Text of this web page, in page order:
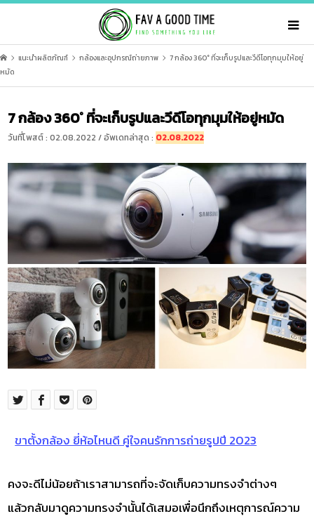
แนะนำผลิตภัณฑ์ กล้องและอุปกรณ์ถ่ายภาพ
7 กล้อง 360° ที่จะเก็บรูปและวีดีโอทุกมุมให้อยู่
หมัด
7 กล้อง 360° ที่จะเก็บรูปและวีดีโอทุกมุมให้อยู่หมัด
วันที่โพสต์ : 02.08.2022 / อัพเดทล่าสุด : 02.08.2022
ขาตั้งกล้อง ยี่ห้อไหนดี คู่ใจคนรักการถ่ายรูปปี 2023
คงจะดีไม่น้อยถ้าเราสามารถที่จะจัดเก็บความทรงจำต่างๆ
แล้วกลับมาดูความทรงจำนั้นได้เสมอเพื่อนึกถึงเหตุการณ์ความ